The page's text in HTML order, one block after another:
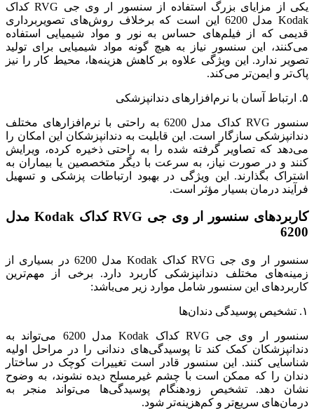
یکی از مزایای بزرگ استفاده از سنسور ار وی جی RVG کداک
Kodak مدل 6200 این است که برخلاف روش‌های تصویربرداری
قدیمی که از فیلم‌های حساس به نور و مواد شیمیایی استفاده
می‌کنند، این سنسور نیاز به هیچ گونه مواد شیمیایی برای تولید
تصویر ندارد. این ویژگی علاوه بر کاهش هزینه‌ها، محیط کار را نیز
پاک‌تر و ایمن‌تر می‌کند.
۵. ارتباط آسان با نرم‌افزارهای دندانپزشکی
سنسور RVG کداک مدل 6200 به راحتی با نرم‌افزارهای مختلف
دندانپزشکی سازگار است. این قابلیت به دندانپزشکان این امکان را
می‌دهد که تصاویر گرفته شده را به راحتی ذخیره کرده، ویرایش
کنند و در صورت نیاز، به سرعت با دیگر متخصصین یا بیماران به
اشتراک بگذارند. این ویژگی در بهبود ارتباطات پزشکی و تسهیل
فرآیند درمان بسیار مؤثر است.
کاربردهای سنسور ار وی جی RVG کداک Kodak مدل
6200
سنسور ار وی جی RVG کداک Kodak مدل 6200 در بسیاری از
زمینه‌های مختلف دندانپزشکی کاربرد دارد. برخی از مهم‌ترین
کاربردهای این سنسور شامل موارد زیر می‌باشد:
۱. تشخیص پوسیدگی دندان‌ها
سنسور ار وی جی RVG کداک Kodak مدل 6200 می‌تواند به
دندانپزشکان کمک کند تا پوسیدگی‌های دندانی را در مراحل اولیه
شناسایی کنند. این سنسور قادر است تغییرات کوچک در ساختار
دندان را که ممکن است با چشم غیرمسلح دیده نشوند، به وضوح
نشان دهد. تشخیص زودهنگام پوسیدگی‌ها می‌تواند منجر به
درمان‌های سریع‌تر و کم‌هزینه‌تر شود.